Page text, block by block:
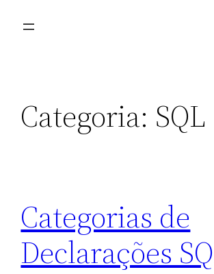
Categoria: SQL
Categorias de
Declarações